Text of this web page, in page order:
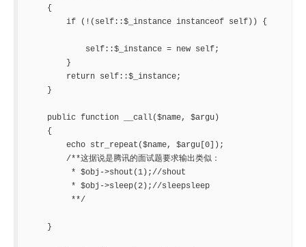
{
if (!(self::$_instance instanceof self)) {
self::$_instance = new self;
}
return self::$_instance;
}
public function __call($name, $argu)
{
echo str_repeat($name, $argu[0]);
/**这据说是腾讯的面试题要求输出类似：
* $obj->shout(1);//shout
* $obj->sleep(2);//sleepsleep
**/
}